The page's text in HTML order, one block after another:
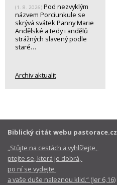
(1. 8. 2026) Pod nezvyklým
názvem Porciunkule se
skrývá svátek Panny Marie
Andělské a tedy i andělů
strážných slavený podle
staré…
Archiv aktualit
Biblický citát webu pastorace.cz
„Stůjte na cestách a vyhlížejte,
ptejte se, která je dobrá,
po ní se vydejte
a vaše duše naleznou klid.“ (Jer 6,16)